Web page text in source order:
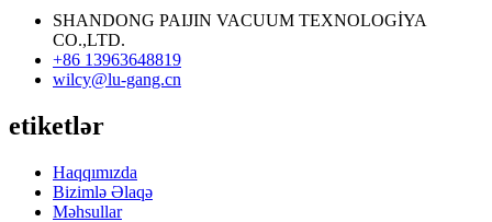
SHANDONG PAIJIN VACUUM TEXNOLOGİYA
CO.,LTD.
+86 13963648819
wilcy@lu-gang.cn
etiketlər
Haqqımızda
Bizimlə Əlaqə
Məhsullar